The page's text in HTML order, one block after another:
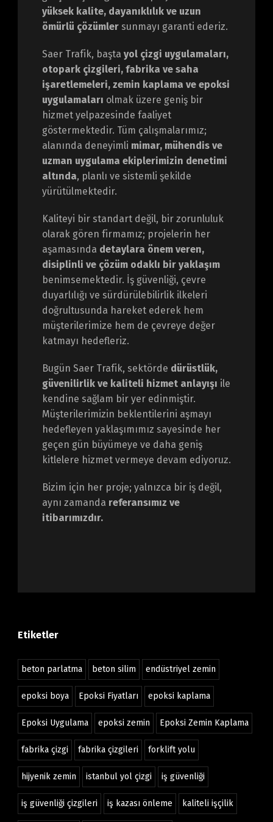
yüksek kalite, dayanıklılık ve uzun
ömürlü çözümlersunmayı garanti ederiz.
Saer Trafik, başta yol çizgi uygulamaları,
otopark çizgileri, fabrika ve saha
işaretlemeleri, zemin kaplama ve epoksi
uygulamaları olmak üzere geniş bir
hizmet yelpazesinde faaliyet
göstermektedir. Tüm çalışmalarımız;
alanında deneyimli mimar, mühendis ve
uzman uygulama ekiplerimizin denetimi
altında, planlı ve sistemli şekilde
yürütülmektedir.
Kaliteyi bir standart değil, bir zorunluluk
olarak gören firmamız; projelerin her
aşamasında detaylara önem veren,
disiplinli ve çözüm odaklı bir yaklaşım
benimsemektedir. İş güvenliği, çevre
duyarlılığı ve sürdürülebilirlik ilkeleri
doğrultusunda hareket ederek hem
müşterilerimize hem de çevreye değer
katmayı hedefleriz.
Bugün Saer Trafik, sektörde dürüstlük,
güvenilirlik ve kaliteli hizmet anlayışı ile
kendine sağlam bir yer edinmiştir.
Müşterilerimizin beklentilerini aşmayı
hedefleyen yaklaşımımız sayesinde her
geçen gün büyümeye ve daha geniş
kitlelere hizmet vermeye devam ediyoruz.
Bizim için her proje; yalnızca bir iş değil,
aynı zamanda referansımız ve
itibarımızdır.
Etiketler
beton parlatma beton silim endüstriyel zemin
epoksi boya Epoksi Fiyatları epoksi kaplama
Epoksi Uygulama epoksi zemin Epoksi Zemin Kaplama
fabrika çizgi fabrika çizgileri forklift yolu
hijyenik zemin istanbul yol çizgi iş güvenliği
iş güvenliği çizgileri iş kazası önleme kaliteli işçilik